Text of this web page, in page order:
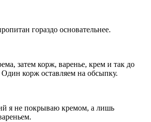
гораздо основательнее.
затем корж, варенье, крем и так до
Один корж оставляем на обсыпку.
я не покрываю кремом, а лишь